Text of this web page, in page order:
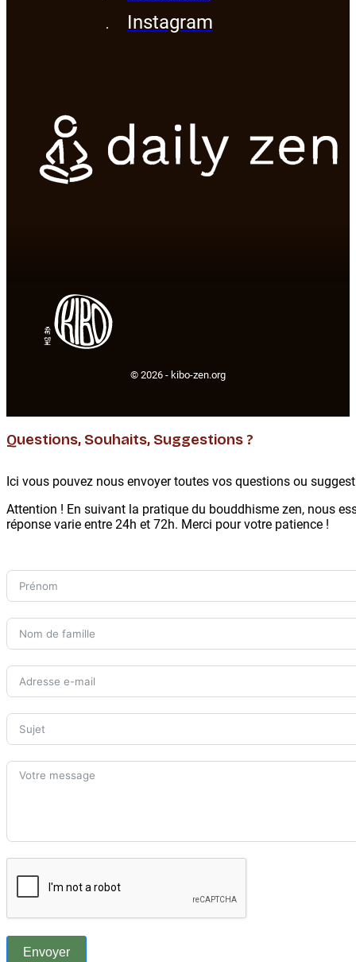
Instagram
© 2026 - kibo-zen.org
Questions, Souhaits, Suggestions ?
Ici vous pouvez nous envoyer toutes vos questions ou
Attention ! En suivant la pratique du bouddhisme zen, nous
réponse varie entre 24h et 72h. Merci pour votre patience !
Envoyer